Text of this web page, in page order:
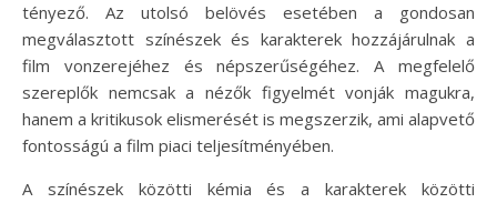
tényező. Az utolsó belövés esetében a gondosan
megválasztott színészek és karakterek hozzájárulnak a
film vonzerejéhez és népszerűségéhez. A megfelelő
szereplők nemcsak a nézők figyelmét vonják magukra,
hanem a kritikusok elismerését is megszerzik, ami alapvető
fontosságú a film piaci teljesítményében.
A színészek közötti kémia és a karakterek közötti